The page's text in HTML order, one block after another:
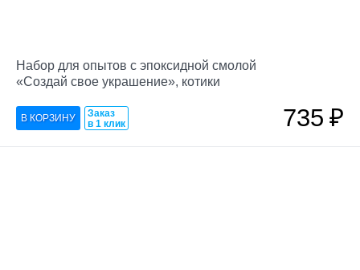
Набор для опытов с эпоксидной смолой
«Создай свое украшение», котики
Заказ
в 1 клик
735₽